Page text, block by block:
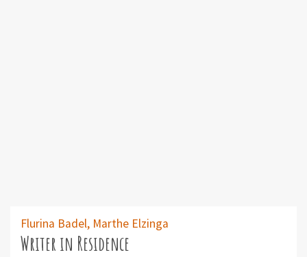
Flurina Badel, Marthe Elzinga
Writer in Residence